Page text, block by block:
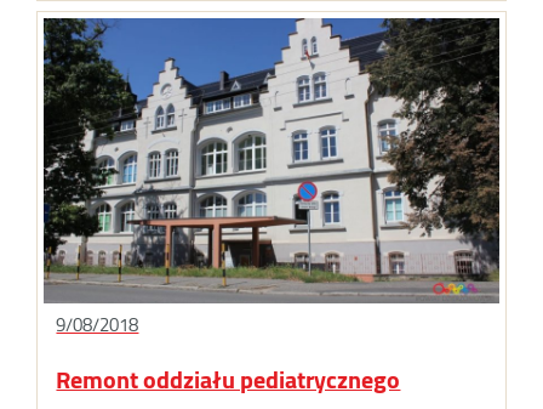
9/08/2018
Remont oddziału pediatrycznego